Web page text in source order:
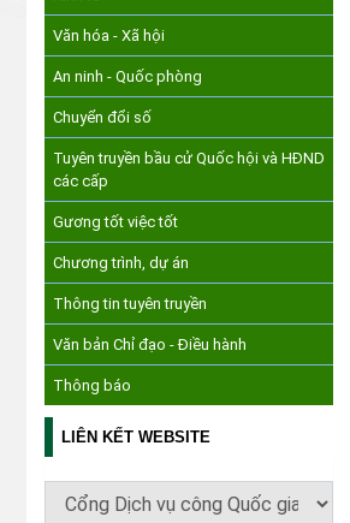
Văn hóa - Xã hội
An ninh - Quốc phòng
Chuyển đổi số
Tuyên truyền bầu cử Quốc hội và HĐND
các cấp
Gương tốt việc tốt
Chương trình, dự án
Thông tin tuyên truyền
Văn bản Chỉ đạo - Điều hành
Thông báo
LIÊN KẾT WEBSITE